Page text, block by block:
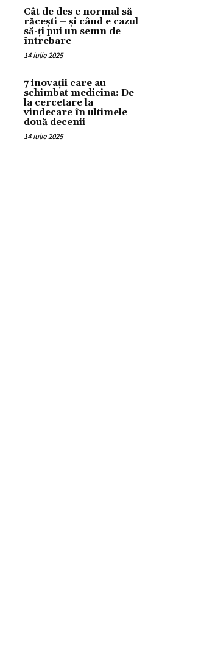
Cât de des e normal să
răcești – și când e cazul
să-ți pui un semn de
întrebare
14 iulie 2025
7 inovații care au
schimbat medicina: De
la cercetare la
vindecare în ultimele
două decenii
14 iulie 2025